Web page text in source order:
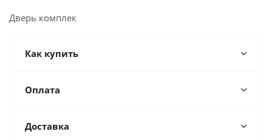
Дверь комплек
Как купить
Оплата
Доставка